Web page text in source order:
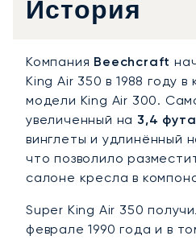
История
Компания Beechcraft
King Air 350 в 1988 году
модели King Air 300.
увеличенный на 3,4
винглеты и удлинённый
что позволило
салоне кресла в
Super King Air 350
феврале 1990 года и в